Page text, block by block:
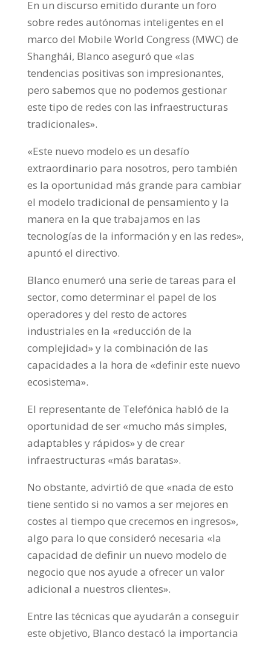
En un discurso emitido durante un foro
sobre redes autónomas inteligentes en el
marco del Mobile World Congress (MWC) de
Shanghái, Blanco aseguró que «las
tendencias positivas son impresionantes,
pero sabemos que no podemos gestionar
este tipo de redes con las infraestructuras
tradicionales».
«Este nuevo modelo es un desafío
extraordinario para nosotros, pero también
es la oportunidad más grande para cambiar
el modelo tradicional de pensamiento y la
manera en la que trabajamos en las
tecnologías de la información y en las redes»,
apuntó el directivo.
Blanco enumeró una serie de tareas para el
sector, como determinar el papel de los
operadores y del resto de actores
industriales en la «reducción de la
complejidad» y la combinación de las
capacidades a la hora de «definir este nuevo
ecosistema».
El representante de Telefónica habló de la
oportunidad de ser «mucho más simples,
adaptables y rápidos» y de crear
infraestructuras «más baratas».
No obstante, advirtió de que «nada de esto
tiene sentido si no vamos a ser mejores en
costes al tiempo que crecemos en ingresos»,
algo para lo que consideró necesaria «la
capacidad de definir un nuevo modelo de
negocio que nos ayude a ofrecer un valor
adicional a nuestros clientes».
Entre las técnicas que ayudarán a conseguir
este objetivo, Blanco destacó la importancia